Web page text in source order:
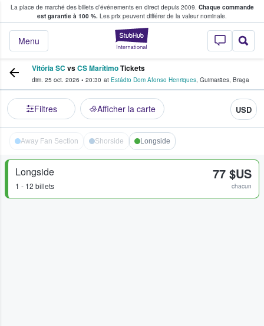
La place de marché des billets d’événements en direct depuis 2009. Chaque commande
est garantie à 100 %. Les prix peuvent différer de la valeur nominale.
StubHub - Où
Menu
fans achètent et vendent des billets
Vitória SC vsCS MarítimoTickets
dim. 25 oct. 2026 • 20:30 at Estádio Dom Afonso Henriques, Guimarães, Braga
Filtres Afficher la carte USD
Away Fan Section Shorside Longside
Longside
1 - 12 billets
77 $US
chacun